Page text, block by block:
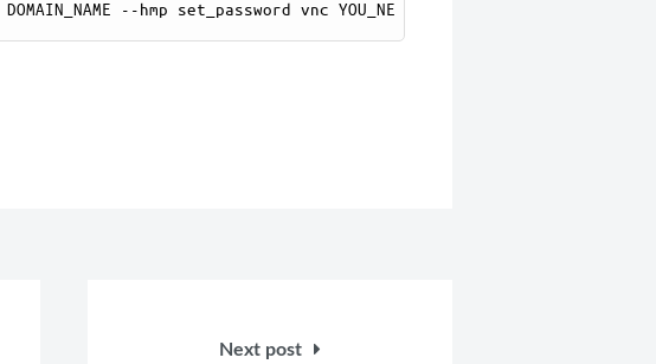
DOMAIN_NAME -- hmp set_password vnc YOU_NE
Next post